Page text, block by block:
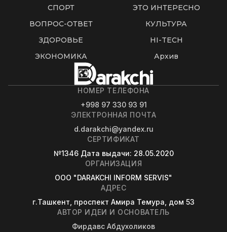
СПОРТ
ЭТО ИНТЕРЕСНО
ВОПРОС-ОТВЕТ
КУЛЬТУРА
ЗДОРОВЬЕ
HI-TECH
ЭКОНОМИКА
Архив
НОМЕР ТЕЛЕФОНА
+998 97 330 93 91
ЭЛЕКТРОННАЯ ПОЧТА
d.darakchi@yandex.ru
СЕРТИФИКАТ
№1346 Дата выдачи: 28.05.2020
ОРГАНИЗАЦИЯ
OOO "DARAKCHI INFORM SERVIS"
АДРЕС
г.Ташкент, проспект Амира Темура, дом 53
АВТОР ИДЕИ И ОСНОВАТЕЛЬ
Фирдавс Абдухоликов